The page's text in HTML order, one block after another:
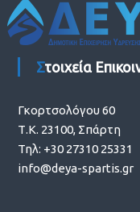
Στοιχεία
Γκορτσολόγου 60
Τ.Κ. 23100, Σπάρτη
Τηλ: +30 27310 25331
info@deya-spartis.gr